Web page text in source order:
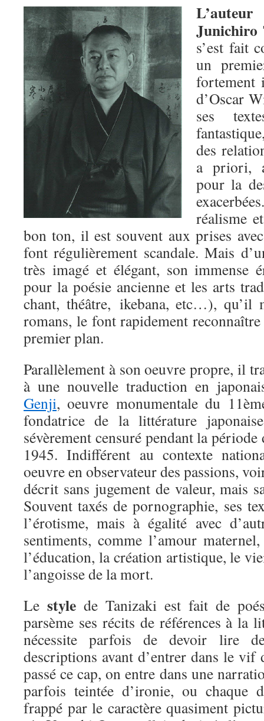
L’auteur
Junichiro
s’est fait
un
fortement
d’Oscar
ses
des
a priori,
pour la
réalisme
bon ton, il est souvent aux prises
font régulièrement scandale. Mais
très imagé et élégant, son immense
pour la poésie ancienne et les arts
chant, théâtre, ikebana, etc…), qu’il
romans, le font rapidement
premier plan.
Parallèlement à son oeuvre propre, il
à une nouvelle traduction en
Genji, oeuvre monumentale du
fondatrice de la littérature
sévèrement censuré pendant la
1945. Indifférent au contexte
oeuvre en observateur des passions,
décrit sans jugement de valeur, mais
Souvent taxés de pornographie, ses
l’érotisme, mais à égalité avec
sentiments, comme l’amour
l’éducation, la création artistique, le
l’angoisse de la mort.
Le style de Tanizaki est fait de
parsème ses récits de références à la
nécessite parfois de devoir lire
descriptions avant d’entrer dans le
passé ce cap, on entre dans une
parfois teintée d’ironie, ou chaque
frappé par le caractère quasiment